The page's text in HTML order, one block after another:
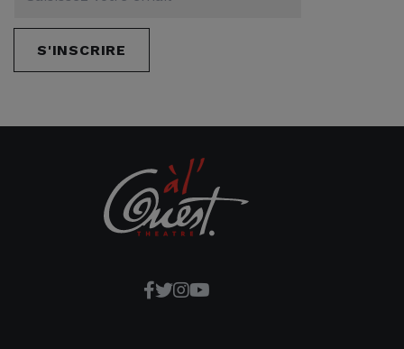
S'INSCRIRE